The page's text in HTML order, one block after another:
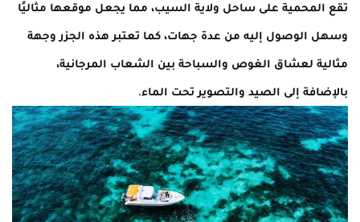
تقع المحمية على ساحل ولاية السيب، مما يجعل موقعها مثاليًا
وسهل الوصول إليه من عدة جهات، كما تعتبر هذه الجزر وجهة
مثالية لعشاق الغوص والسباحة بين الشعاب المرجانية،
بالإضافة إلى الصيد والتصوير تحت الماء.